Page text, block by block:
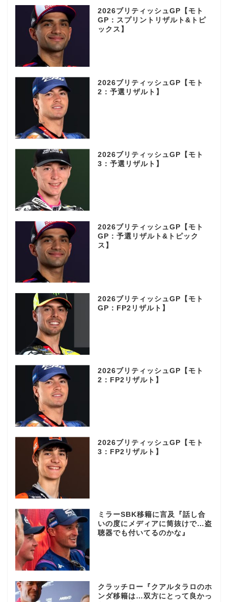
2026ブリティッシュGP【モト
GP：スプリントリザルト&トピ
ックス】
2026ブリティッシュGP【モト
2：予選リザルト】
2026ブリティッシュGP【モト
3：予選リザルト】
2026ブリティッシュGP【モト
GP：予選リザルト&トピック
ス】
2026ブリティッシュGP【モト
GP：FP2リザルト】
2026ブリティッシュGP【モト
2：FP2リザルト】
2026ブリティッシュGP【モト
3：FP2リザルト】
ミラーSBK移籍に言及『話し合
いの度にメディアに筒抜けで…盗
聴器でも付いてるのかな』
クラッチロー『クアルタラロのホ
ンダ移籍は…双方にとって良かっ